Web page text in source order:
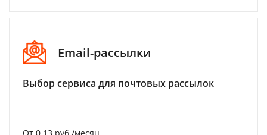
Email-рассылки
Выбор сервиса для почтовых рассылок